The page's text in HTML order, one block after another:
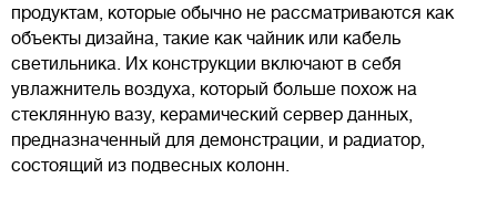
продуктам, которые обычно не рассматриваются как
объекты дизайна, такие как чайник или кабель
светильника. Их конструкции включают в себя
увлажнитель воздуха, который больше похож на
стеклянную вазу, керамический сервер данных,
предназначенный для демонстрации, и радиатор,
состоящий из подвесных колонн.